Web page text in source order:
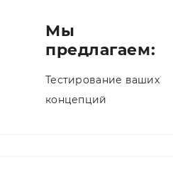
Мы
предлагаем:
Тестирование ваших
концепций